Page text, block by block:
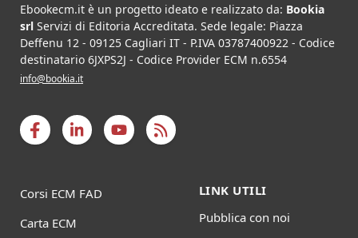
Ebookecm.it è un progetto ideato e realizzato da: Bookia
srl Servizi di Editoria Accreditata. Sede legale: Piazza
Deffenu 12 - 09125 Cagliari IT - P.IVA 03787400922 - Codice
destinatario 6JXPS2J - Codice Provider ECM n.6554
info@bookia.it
Corsi ECM FAD
Carta ECM
LINK UTILI
Pubblica con noi